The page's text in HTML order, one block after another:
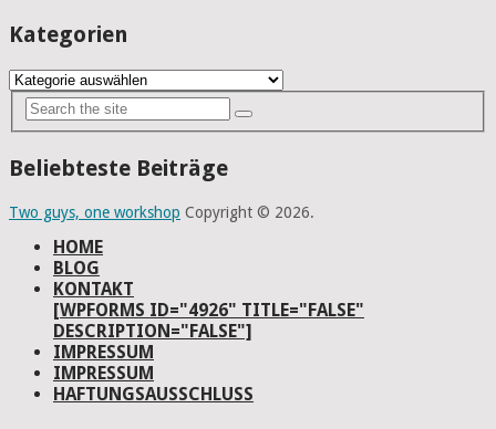
Kategorien
Kategorien
Beliebteste Beiträge
Two guys, one workshop Copyright © 2026.
HOME
BLOG
KONTAKT
[WPFORMS ID="4926" TITLE="FALSE"
DESCRIPTION="FALSE"]
IMPRESSUM
IMPRESSUM
HAFTUNGSAUSSCHLUSS